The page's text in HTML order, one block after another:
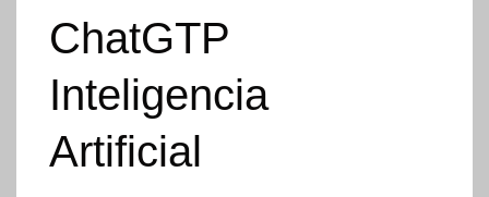
ChatGTP
Inteligencia
Artificial